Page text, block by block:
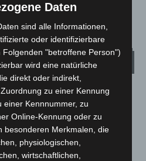
Wetter
°C 24.1°
22.8
Daten
sind alle Informationen,
oder identifizierbare
"betroffene Person")
wird eine natürliche
direkt oder indirekt,
zu einer Kennung
einer Kennnummer, zu
Online-Kennung oder zu
besonderen Merkmalen, die
physiologischen,
wirtschaftlichen,